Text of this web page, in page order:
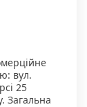
вул.
25
Загальна